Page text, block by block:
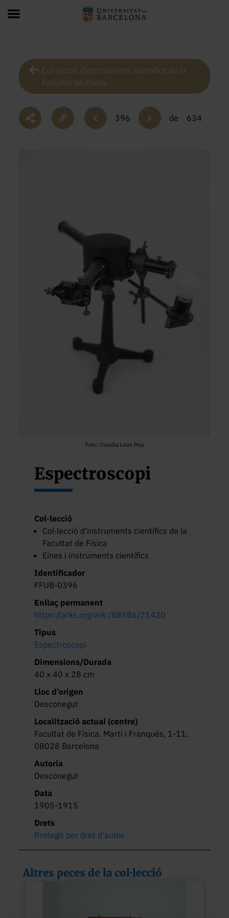
Col·lecció d’instruments científics de la
Facultat de Física
396 de 634
Foto: Claudia León Mas
Espectroscopi
Col·lecció
Col·lecció d’instruments científics de la
Facultat de Física
Eines i instruments científics
Identificador
FFUB-0396
Enllaç permanent
https://arks.org/ark:/88586/21420
Tipus
Espectroscopi
Dimensions/Durada
40 x 40 x 28 cm
Lloc d’origen
Desconegut
Localització actual (centre)
Facultat de Física. Martí i Franquès, 1-11,
08028 Barcelona
Autoria
Desconegut
Data
1905-1915
Drets
Protegit per dret d'autor
Altres peces de la col·lecció